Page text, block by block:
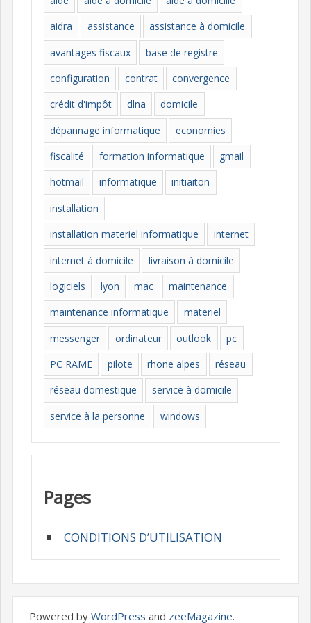
e
s
aidra
assistance
assistance à domicile
avantages fiscaux
base de registre
configuration
contrat
convergence
crédit d'impôt
dlna
domicile
dépannage informatique
economies
fiscalité
formation informatique
gmail
hotmail
informatique
initiaiton
installation
installation materiel informatique
internet
internet à domicile
livraison à domicile
logiciels
lyon mac
maintenance
maintenance informatique
materiel
messenger
ordinateur outlook
pc
PC RAME
pilote rhone alpes
réseau
réseau domestique
service à domicile
service à la personne
windows
Pages
CONDITIONS D’UTILISATION
Powered by WordPress and zeeMagazine.